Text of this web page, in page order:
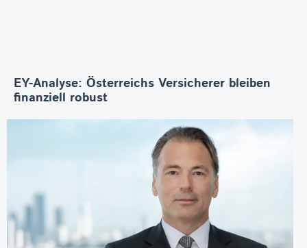
EY-Analyse: Österreichs Versicherer bleiben
finanziell robust